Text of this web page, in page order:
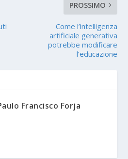
PROSSIMO
Come l’intelligenza
artificiale generativa
potrebbe modificare
l’educazione
Francisco Forja